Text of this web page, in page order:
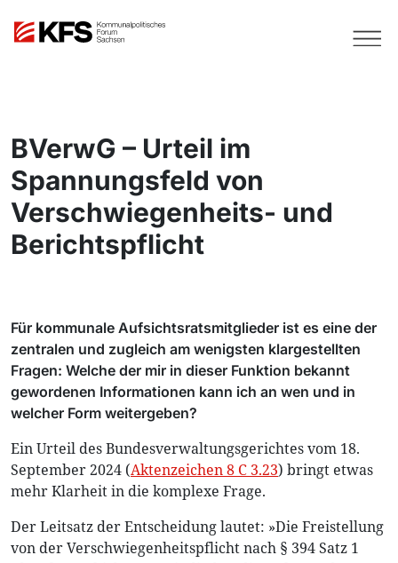
BVerwG – Urteil im
Spannungsfeld von
Verschwiegenheits- und
Berichtspflicht
Für kommunale Aufsichtsratsmitglieder ist es eine der
zentralen und zugleich am wenigsten klargestellten
Fragen: Welche der mir in dieser Funktion bekannt
gewordenen Informationen kann ich an wen und in
welcher Form weitergeben?
Ein Urteil des Bundesverwaltungsgerichtes vom 18.
September 2024 (Aktenzeichen 8 C 3.23) bringt etwas
mehr Klarheit in die komplexe Frage.
Der Leitsatz der Entscheidung lautet: »Die Freistellung
von der Verschwiegenheitspflicht nach § 394 Satz 1